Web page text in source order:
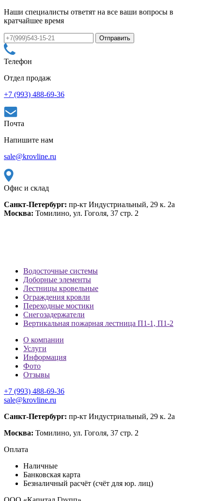
Наши специалисты ответят на все ваши вопросы в
кратчайшее время
Телефон
Отдел продаж
+7 (993) 488-69-36
Почта
Напишите нам
sale@krovline.ru
Офис и склад
Санкт-Петербург: пр-кт Индустриальный, 29 к. 2а
Москва: Томилино, ул. Гоголя, 37 стр. 2
Водосточные системы
Доборные элементы
Лестницы кровельные
Ограждения кровли
Переходные мостики
Снегозадержатели
Вертикальная пожарная лестница П1-1, П1-2
О компании
Услуги
Информация
Фото
Отзывы
+7 (993) 488-69-36
sale@krovline.ru
Санкт-Петербург: пр-кт Индустриальный, 29 к. 2а
Москва: Томилино, ул. Гоголя, 37 стр. 2
Оплата
Наличные
Банковская карта
Безналичный расчёт (счёт для юр. лиц)